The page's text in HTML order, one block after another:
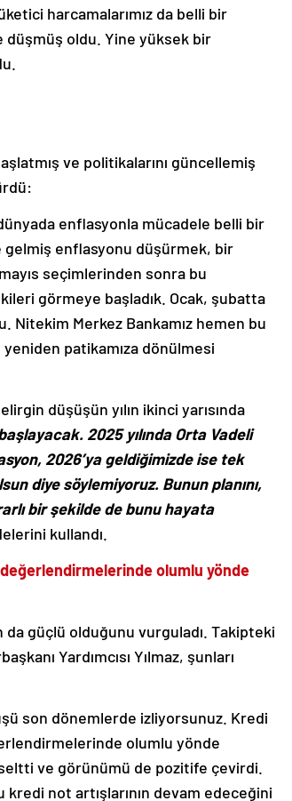
harcamalarımız da belli bir
oldu. Yine yüksek bir
ve politikalarını güncellemiş
enflasyonla mücadele belli bir
gelmiş enflasyonu düşürmek, bir
seçimlerinden sonra bu
görmeye başladık. Ocak, şubatta
Nitekim Merkez Bankamız hemen bu
yeniden patikamıza dönülmesi
düşüşün yılın ikinci yarısında
2025 yılında Orta Vadeli
2026’ya geldiğimizde ise tek
diye söylemiyoruz. Bunun planını,
bir şekilde de bunu hayata
kullandı.
olumlu yönde
da güçlü olduğunu vurguladı. Takipteki
Yardımcısı Yılmaz, şunları
son dönemlerde izliyorsunuz. Kredi
olumlu yönde
ve görünümü de pozitife çevirdi.
not artışlarının devam edeceğini